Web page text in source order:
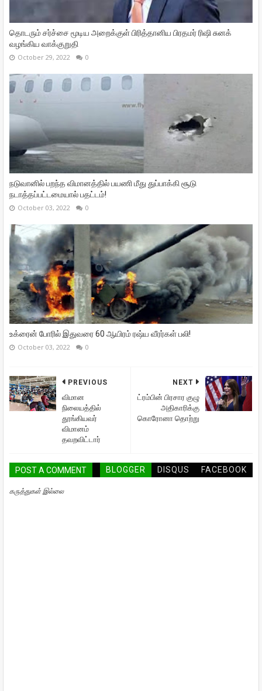
தொடரும் சர்ச்சை மூடிய அறைக்குள் பிரித்தானிய பிரதமர் ரிஷி சுனக்
வழங்கிய வாக்குறுதி
October 29, 2022 0
நடுவானில் பறந்த விமானத்தில் பயணி மீது துப்பாக்கி சூடு
நடாத்தப்பட்டமையால் பதட்டம்!
October 03, 2022 0
உக்ரைன் போரில் இதுவரை 60 ஆயிரம் ரஷ்ய வீரர்கள் பலி!
October 03, 2022 0
NEXT
ட்ரம்பின் பிரசார குழு
அதிகாரிக்கு
கொரோனா தொற்று
PREVIOUS
விமான
நிலையத்தில்
தூங்கியவர்
விமானம்
தவறவிட்டார்
POST A COMMENT BLOGGER DISQUS FACEBOOK
கருத்துகள் இல்லை